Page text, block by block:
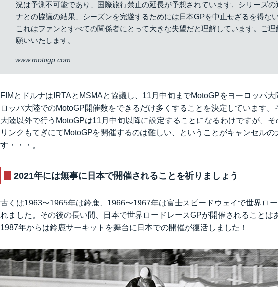
況は予測不可能であり、国際旅行禁止の延長が予想されています。シリーズ
ナとの協議の結果、シーズンを完遂するためには日本GPを中止せざるを得な
これはファンとすべての関係者にとって大きな失望だと理解しています。ご
願いいたします。
www.motogp.com
FIMとドルナはIRTAとMSMAと協議し、11月中旬までMotoGPをヨーロッパ
ロッパ大陸でのMotoGP開催数をできるだけ多くすることを決定しています
大陸以外で行うMotoGPは11月中旬以降に設定することになるわけですが、
リンクもてぎにてMotoGPを開催するのは難しい、ということがキャンセル
す・・・。
2021年には無事に日本で開催されることを祈りましょう
古くは1963〜1965年は鈴鹿、1966〜1967年は富士スピードウェイで世界ロ
れました。その後の長い間、日本で世界ロードレースGPが開催されることは
1987年からは鈴鹿サーキットを舞台に日本での開催が復活しました！